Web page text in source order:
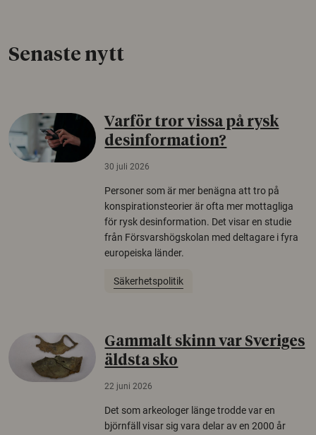
Senaste nytt
Varför tror vissa på rysk
desinformation?
30 juli 2026
Personer som är mer benägna att tro på
konspirationsteorier är ofta mer mottagliga
för rysk desinformation. Det visar en studie
från Försvarshögskolan med deltagare i fyra
europeiska länder.
Säkerhetspolitik
Gammalt skinn var Sveriges
äldsta sko
22 juni 2026
Det som arkeologer länge trodde var en
björnfäll visar sig vara delar av en 2000 år